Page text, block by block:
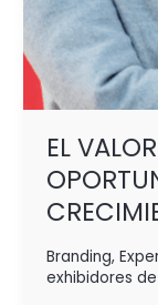
EL
Branding,
exhibidores